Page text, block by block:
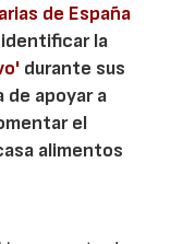
de España
identificar la
durante sus
de apoyar a
el
alimentos